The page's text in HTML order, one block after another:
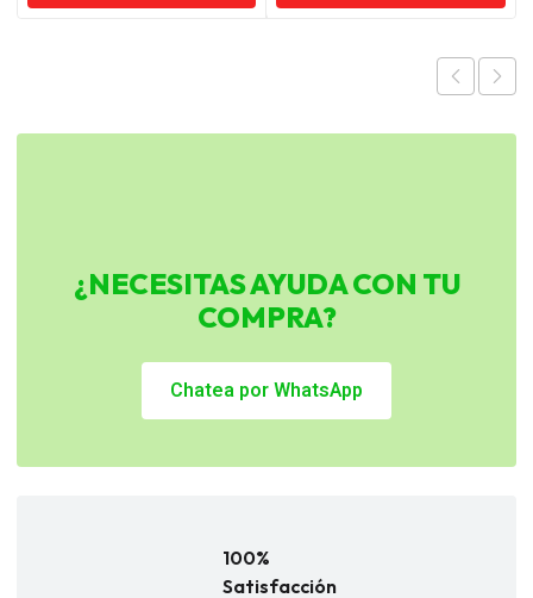
era:
es:
era:
es:
¿NECESITAS AYUDA CON TU
COMPRA?
Chatea por WhatsApp
100%
Satisfacción